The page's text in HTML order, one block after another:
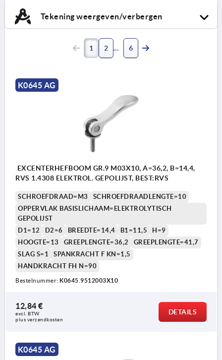
Tekening weergeven/verbergen
1 2 6
K0645 AG
EXCENTERHEFBOOM GR.9 M03X10, A=36,2, B=14,4,
RVS 1.4308 ELEKTROL. GEPOLIJST, BEST:RVS
SCHROEFDRAAD=M3
SCHROEFDRAADLENGTE=10
OPPERVLAK BASISLICHAAM=ELEKTROLYTISCH
GEPOLIJST
D1=12
D2=6 BREEDTE=14,4 B1=11,5
H=9
HOOGTE=13
GREEPLENGTE=36,2
GREEPLENGTE=41,7
SLAG S=1
SPANKRACHT F KN=1,5
HANDKRACHT FH N=90
Bestelnummer: K0645.9512003X10
12,84 €
excl. BTW
plus verzendkosten
DETAILS
K0645 AG